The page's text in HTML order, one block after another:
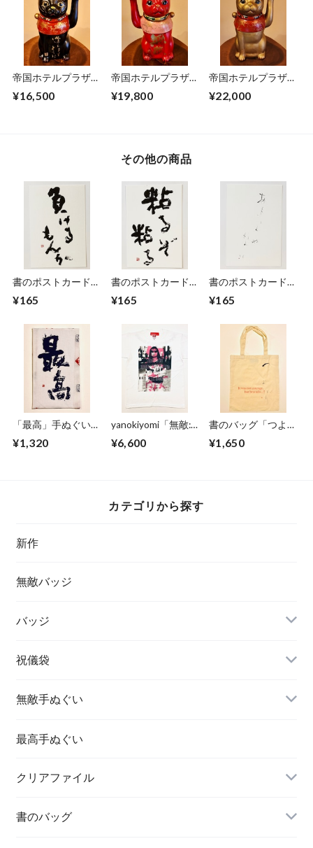
帝国ホテルプラザ東
定招き猫 大正猫
¥16,500
帝国ホテルプラザ東
定招き猫 大正猫
¥19,800
帝国ホテルプラザ東
定招き猫 大正猫
¥22,000
その他の商品
書のポストカード
¥165
書のポストカード
¥165
書のポストカード
¥165
「最高」手ぬぐい（
¥1,320
yanokiyomi「無敵:
¥6,600
書のバッグ「つよが
¥1,650
カテゴリから探す
新作
無敵バッジ
バッジ
祝儀袋
無敵手ぬぐい
最高手ぬぐい
クリアファイル
書のバッグ